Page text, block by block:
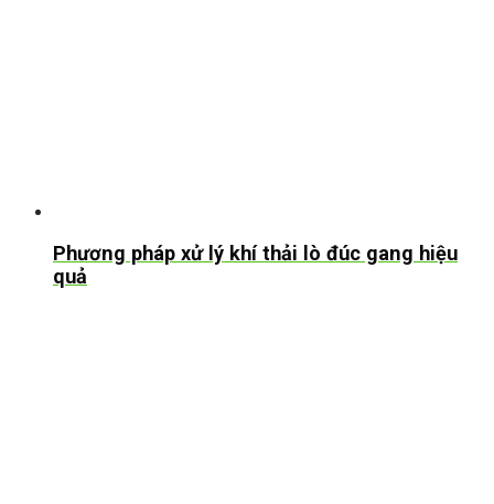
Phương pháp xử lý khí thải lò đúc gang hiệu
quả